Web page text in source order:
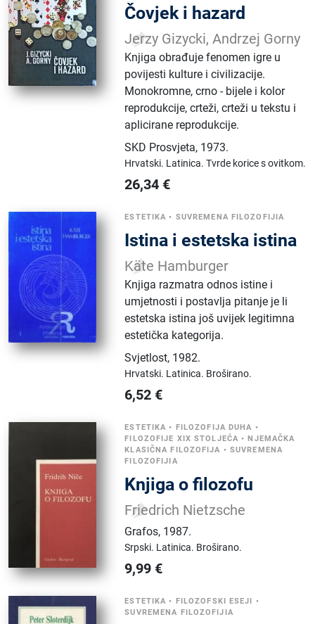
Čovjek i hazard
Jerzy Gizycki, Andrzej Gorny
Knjiga obrađuje fenomen igre u
povijesti kulture i civilizacije.
Monokromne, crno - bijele i kolor
reprodukcije, crteži, crteži u tekstu i
aplicirane reprodukcije.
SKD Prosvjeta, 1973.
Hrvatski. Latinica.Tvrde korice s ovitkom.
26,34 €
ESTETIKA • SUVREMENA FILOZOFIJIA
Istina i estetska istina
Käte Hamburger
Knjiga razmatra odnos istine i
umjetnosti i postavlja pitanje je li
estetska istina još uvijek legitimna
estetička kategorija.
Svjetlost, 1982.
Hrvatski. Latinica. Broširano.
6,52 €
ESTETIKA • FILOZOFIJA DUHA •
FILOZOFIJE XIX STOLJEĆA •NJEMAČKA
KLASIČNA FILOZOFIJA • SUVREMENA
FILOZOFIJIA
Knjiga o filozofu
Friedrich Nietzsche
Grafos, 1987.
Srpski. Latinica. Broširano.
9,99 €
ESTETIKA • FILOZOFSKI ESEJI •
SUVREMENA FILOZOFIJIA